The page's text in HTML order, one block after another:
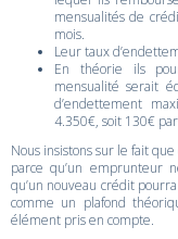
mensualités de
mois.
Leur taux
En théorie ils
mensualité serait
d’endettement
4.350€, soit 130€
Nous insistons sur le fait
parce qu’un emprunteur
qu’un nouveau crédit
comme un plafond
élément pris en compte.